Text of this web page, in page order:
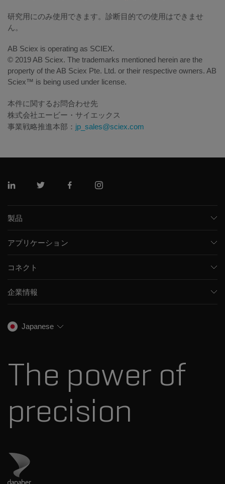
研究用にのみ使用できます。診断目的での使用はできませ
ん。
AB Sciex is operating as SCIEX.
© 2019 AB Sciex. The trademarks mentioned herein are the
property of the AB Sciex Pte. Ltd. or their respective owners. AB
Sciex™ is being used under license.
本件に関するお問合わせ先
株式会社エービー・サイエックス
事業戦略推進本部： jp_sales@sciex.com
リンクトインツイッターフェイスブックインスタグラム
製品
キャピラリー電気泳動機器
統合ソリューション
スペクトルライブラリ
アプリケーション
環境分析
法医学ソリューション
コネクト
トレーニング
キャリア
企業情報
プレスリリース
Japanese
The power of
precision
ダナハーのサイトにアクセス